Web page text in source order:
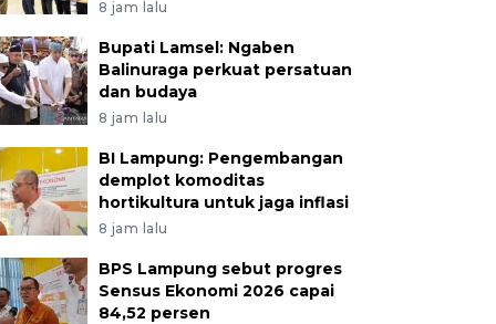
8 jam lalu
Bupati Lamsel: Ngaben
Balinuraga perkuat persatuan
dan budaya
8 jam lalu
BI Lampung: Pengembangan
demplot komoditas
hortikultura untuk jaga inflasi
8 jam lalu
BPS Lampung sebut progres
Sensus Ekonomi 2026 capai
84,52 persen